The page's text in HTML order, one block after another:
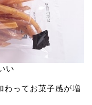
い
わってお菓子感が増